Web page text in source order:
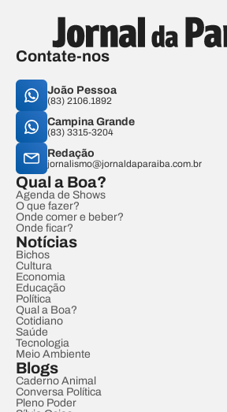
Contate-nos
João Pessoa
(83) 2106.1892
Campina Grande
(83) 3315-3204
Redação
jornalismo@jornaldaparaiba.com.br
Qual a Boa?
Agenda de Shows
O que fazer?
Onde comer e beber?
Onde ficar?
Notícias
Bichos
Cultura
Economia
Educação
Política
Qual a Boa?
Cotidiano
Saúde
Tecnologia
Meio Ambiente
Blogs
Caderno Animal
Conversa Política
Pleno Poder